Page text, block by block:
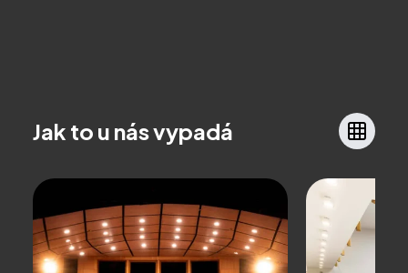
Jak to u nás vypadá